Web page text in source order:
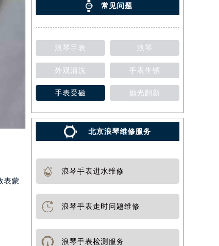
表蒙
常见问题
浪琴手表 浪琴
外观清洗 手表生锈
手表受磁 抛光翻新
北京浪琴维修服务
浪琴手表进水维修
浪琴手表走时问题维修
浪琴手表检测服务